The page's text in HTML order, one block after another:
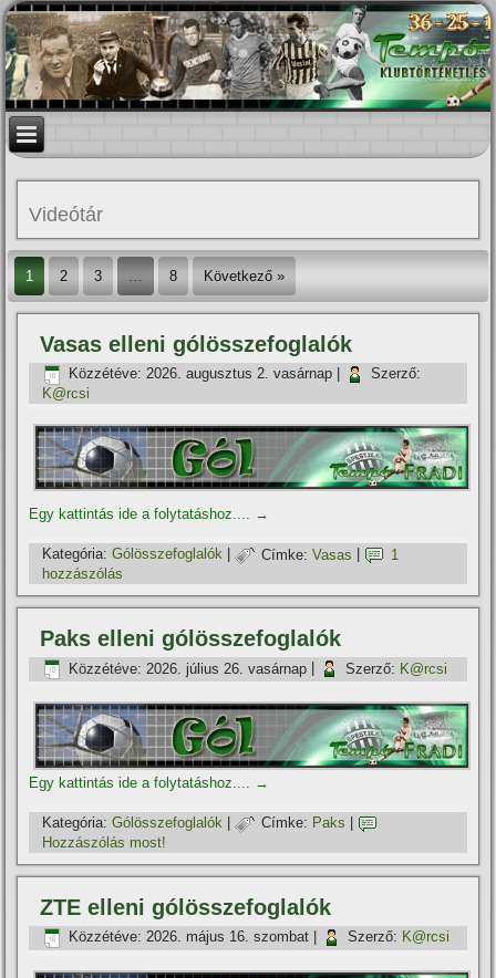
Videótár
1 2 3 … 8 Következő »
Vasas elleni gólösszefoglalók
Közzétéve: 2026. augusztus 2. vasárnap
Szerző:
K@rcsi
Egy kattintás ide a folytatáshoz.... →
Kategória: Gólösszefoglalók | Címke: Vasas
1
hozzászólás
Paks elleni gólösszefoglalók
Közzétéve: 2026. július 26. vasárnap Szerző: K@rcsi
Egy kattintás ide a folytatáshoz.... →
Kategória: Gólösszefoglalók | Címke: Paks
Hozzászólás most!
ZTE elleni gólösszefoglalók
Közzétéve: 2026. május 16. szombat Szerző: K@rcsi